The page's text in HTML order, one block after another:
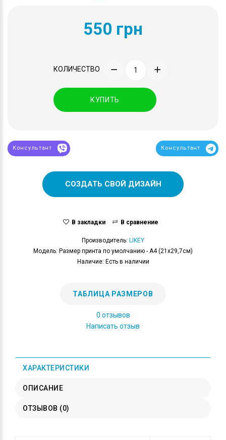
550 грн
КОЛИЧЕСТВО
КУПИТЬ
Консультант Консультант
СОЗДАТЬ СВОЙ ДИЗАЙН
В закладки В сравнение
Производитель: LIKEY
Модель: Размер принта по умолчанию - А4 (21x29,7см)
Наличие: Есть в наличии
ТАБЛИЦА РАЗМЕРОВ
0 отзывов
Написать отзыв
ХАРАКТЕРИСТИКИ
ОПИСАНИЕ
ОТЗЫВОВ (0)